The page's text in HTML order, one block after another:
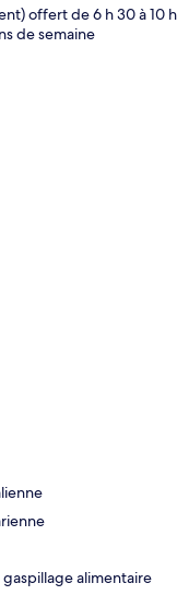
offert de 6 h 30 à 10 h
de semaine
alimentaire